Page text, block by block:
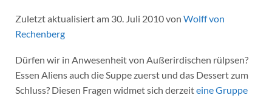
Zuletzt aktualisiert am 30. Juli 2010 von Wolff von
Rechenberg
Dürfen wir in Anwesenheit von Außerirdischen rülpsen?
Essen Aliens auch die Suppe zuerst und das Dessert zum
Schluss? Diesen Fragen widmet sich derzeiteine Gruppe